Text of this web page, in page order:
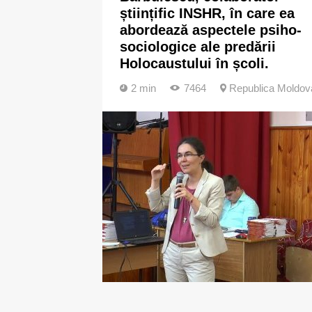
științific INSHR, în care ea
abordează aspectele psiho-
sociologice ale predării
Holocaustului în școli.
2 min 7464 Republica